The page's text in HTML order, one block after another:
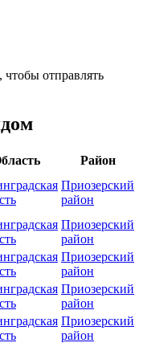
, чтобы отправлять
Район
Приозерский
район
Приозерский
район
Приозерский
район
Приозерский
район
Приозерский
район